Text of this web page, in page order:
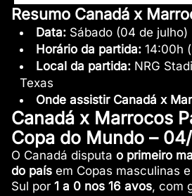
Resumo Canadá x
Data: Sábado (04 de julho)
Horário da partida: 14:00h
Local da partida:NRG
Texas
Onde assistir Canadá x
Canadá x Marrocos
Copa do Mundo –
O Canadá disputa o primeiro
do paísem Copas masculinas
Sul por 1 a 0 nos 16 avos, com